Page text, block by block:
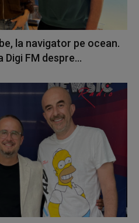
la navigator pe ocean.
Digi FM despre...